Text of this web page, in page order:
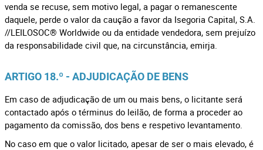
venda se recuse, sem motivo legal, a pagar o remanescente
daquele, perde o valor da caução a favor da Isegoria Capital, S.A.
//LEILOSOC® Worldwide ou da entidade vendedora, sem prejuízo
da responsabilidade civil que, na circunstância, emirja.
ARTIGO 18.º - ADJUDICAÇÃO DE BENS
Em caso de adjudicação de um ou mais bens, o licitante será
contactado após o términus do leilão, de forma a proceder ao
pagamento da comissão, dos bens e respetivo levantamento.
No caso em que o valor licitado, apesar de ser o mais elevado, é